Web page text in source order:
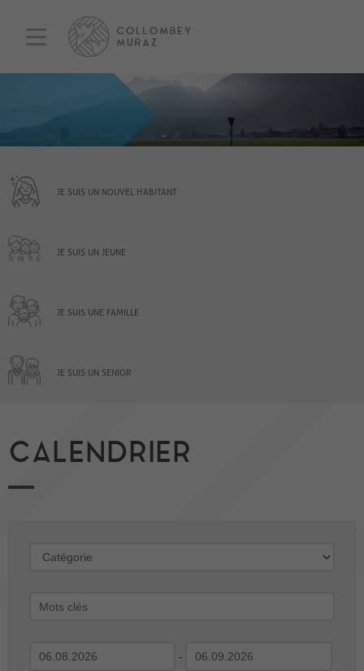
JE SUIS UN NOUVEL HABITANT
JE SUIS UN JEUNE
JE SUIS UNE FAMILLE
JE SUIS UN SENIOR
CALENDRIER
-